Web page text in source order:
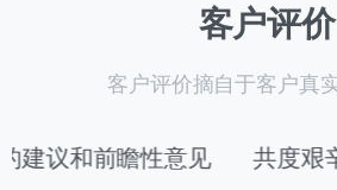
客户评价摘自于客户真
瞻性意见 共度艰辛 精
的技术实力 勇担重任